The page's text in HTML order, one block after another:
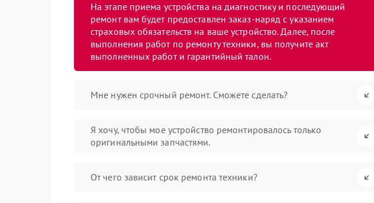
На этапе приема устройства на диагностику и последующий
ремонт вам будет предоставлен заказ-наряд с указанием
страховых обязательств на ваше устройство. Далее, после
выполнения работ по ремонту техники, вы получите акт
выполненных работ и гарантийный талон.
Мне нужен срочный ремонт. Сможете сделать?
Я хочу, чтобы мое устройство ремонтировалось только
оригинальными запчастями.
От чего зависит срок ремонта техники?